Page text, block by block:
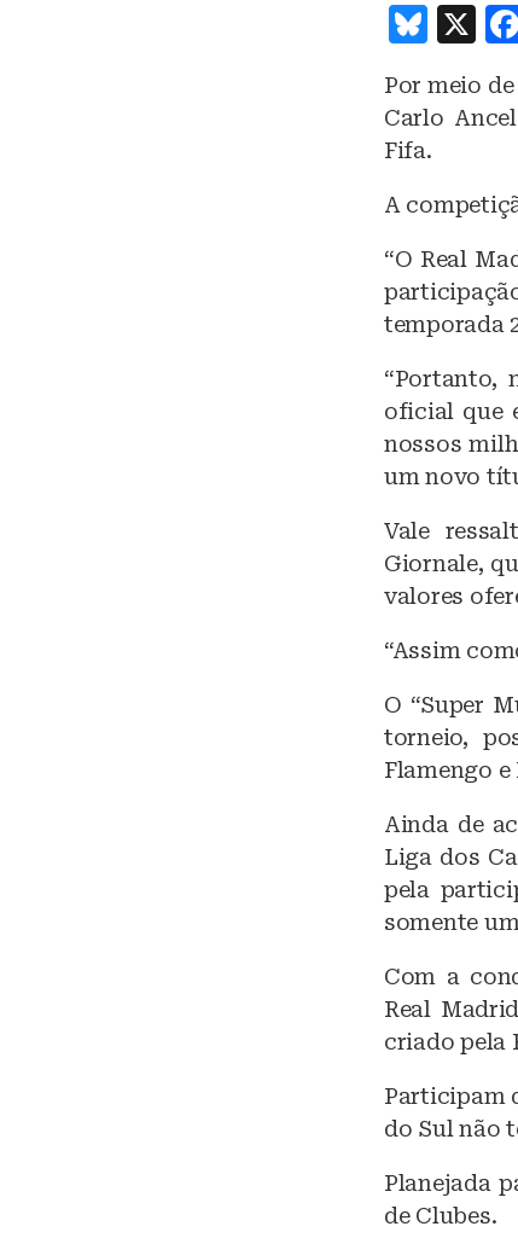
B
e
s
y
X
Por meio
Carlo
Fifa.
A
“O Real
temporada
“Portanto,
oficial que
nossos
um novo
Vale
Giornale,
valores
“Assim
O “Super
torneio,
Flamengo
Ainda de
Liga dos
pela
somente
Com a
Real
criado pela
Participam
do Sul não
Planejada
de Clubes.